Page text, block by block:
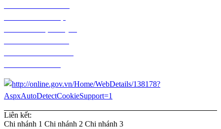
Liên kết:
Chi nhánh 1 Chi nhánh 2 Chi nhánh 3